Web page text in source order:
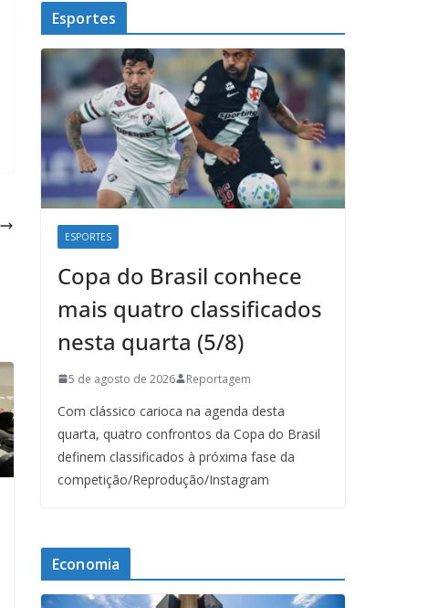
Esportes
ESPORTES
Copa do Brasil conhece
mais quatro classificados
nesta quarta (5/8)
5 de agosto de 2026 Reportagem
Com clássico carioca na agenda desta
quarta, quatro confrontos da Copa do Brasil
definem classificados à próxima fase da
competição/Reprodução/Instagram
Economia